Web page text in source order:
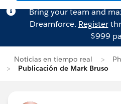
Bring your team and
Dreamforce. Register
$999
Noticias en tiempo real
Publicación de Mark Bruso